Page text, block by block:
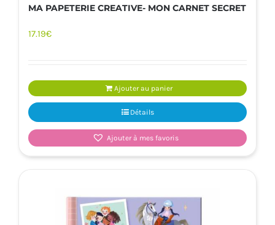
MA PAPETERIE CREATIVE- MON CARNET SECRET
17.19€
Ajouter au panier
Détails
Ajouter à mes favoris